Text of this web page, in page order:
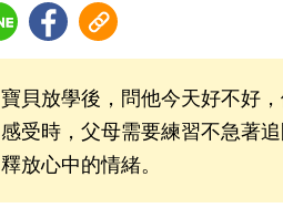
寶貝放學後，問他今天好不好
感受時，父母需要練習不急著
釋放心中的情緒。